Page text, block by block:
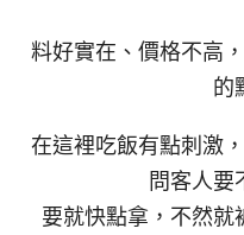
料好實在、價格不高
的
在這裡吃飯有點刺激
問客人要
要就快點拿，不然就